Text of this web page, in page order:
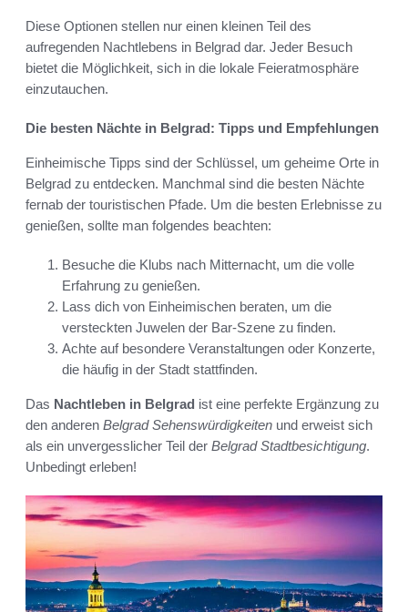
Diese Optionen stellen nur einen kleinen Teil des
aufregenden Nachtlebens in Belgrad dar. Jeder Besuch
bietet die Möglichkeit, sich in die lokale Feieratmosphäre
einzutauchen.
Die besten Nächte in Belgrad: Tipps und Empfehlungen
Einheimische Tipps sind der Schlüssel, um geheime Orte in
Belgrad zu entdecken. Manchmal sind die besten Nächte
fernab der touristischen Pfade. Um die besten Erlebnisse zu
genießen, sollte man folgendes beachten:
Besuche die Klubs nach Mitternacht, um die volle
Erfahrung zu genießen.
Lass dich von Einheimischen beraten, um die
versteckten Juwelen der Bar-Szene zu finden.
Achte auf besondere Veranstaltungen oder Konzerte,
die häufig in der Stadt stattfinden.
Das Nachtleben in Belgrad ist eine perfekte Ergänzung zu
den anderen Belgrad Sehenswürdigkeiten und erweist sich
als ein unvergesslicher Teil der Belgrad Stadtbesichtigung.
Unbedingt erleben!